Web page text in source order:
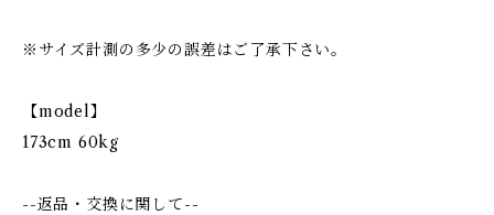
※サイズ計測の多少の誤差はご了承下さい。
【model】
173cm 60kg
--返品・交換に関して--